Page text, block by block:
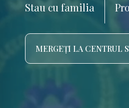
Stau cu familia
MERGEȚI LA CENTRUL